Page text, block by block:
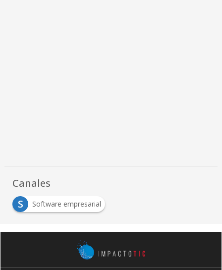
Canales
S
Software empresarial